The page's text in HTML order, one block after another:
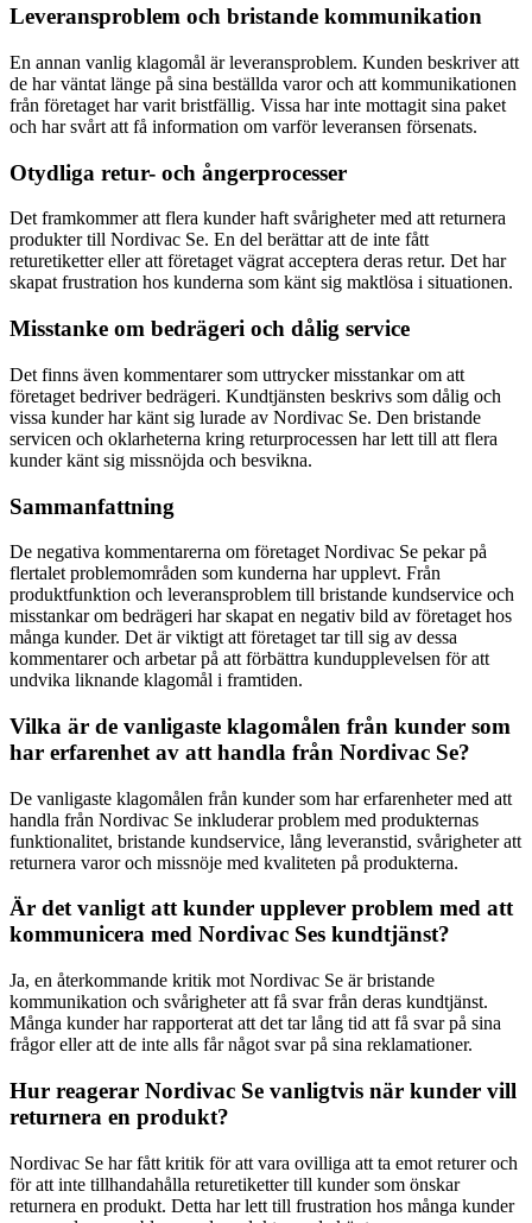
Leveransproblem och bristande kommunikation
En annan vanlig klagomål är leveransproblem. Kunden beskriver att
de har väntat länge på sina beställda varor och att kommunikationen
från företaget har varit bristfällig. Vissa har inte mottagit sina paket
och har svårt att få information om varför leveransen försenats.
Otydliga retur- och ångerprocesser
Det framkommer att flera kunder haft svårigheter med att returnera
produkter till Nordivac Se. En del berättar att de inte fått
returetiketter eller att företaget vägrat acceptera deras retur. Det har
skapat frustration hos kunderna som känt sig maktlösa i situationen.
Misstanke om bedrägeri och dålig service
Det finns även kommentarer som uttrycker misstankar om att
företaget bedriver bedrägeri. Kundtjänsten beskrivs som dålig och
vissa kunder har känt sig lurade av Nordivac Se. Den bristande
servicen och oklarheterna kring returprocessen har lett till att flera
kunder känt sig missnöjda och besvikna.
Sammanfattning
De negativa kommentarerna om företaget Nordivac Se pekar på
flertalet problemområden som kunderna har upplevt. Från
produktfunktion och leveransproblem till bristande kundservice och
misstankar om bedrägeri har skapat en negativ bild av företaget hos
många kunder. Det är viktigt att företaget tar till sig av dessa
kommentarer och arbetar på att förbättra kundupplevelsen för att
undvika liknande klagomål i framtiden.
Vilka är de vanligaste klagomålen från kunder som
har erfarenhet av att handla från Nordivac Se?
De vanligaste klagomålen från kunder som har erfarenheter med att
handla från Nordivac Se inkluderar problem med produkternas
funktionalitet, bristande kundservice, lång leveranstid, svårigheter att
returnera varor och missnöje med kvaliteten på produkterna.
Är det vanligt att kunder upplever problem med att
kommunicera med Nordivac Ses kundtjänst?
Ja, en återkommande kritik mot Nordivac Se är bristande
kommunikation och svårigheter att få svar från deras kundtjänst.
Många kunder har rapporterat att det tar lång tid att få svar på sina
frågor eller att de inte alls får något svar på sina reklamationer.
Hur reagerar Nordivac Se vanligtvis när kunder vill
returnera en produkt?
Nordivac Se har fått kritik för att vara ovilliga att ta emot returer och
för att inte tillhandahålla returetiketter till kunder som önskar
returnera en produkt. Detta har lett till frustration hos många kunder